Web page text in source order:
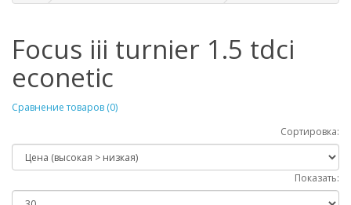
Focus iii turnier 1.5 tdci
econetic
Сравнение товаров (0)
Сортировка:
Показать: